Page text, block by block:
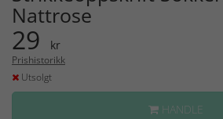
Nattrose
29 kr
Prishistorikk
Utsolgt
HANDLE